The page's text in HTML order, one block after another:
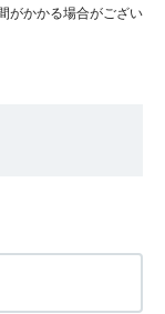
がかかる場合がござい